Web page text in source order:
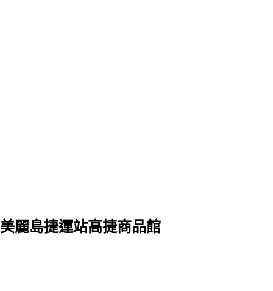
美麗島捷運站高捷商品館